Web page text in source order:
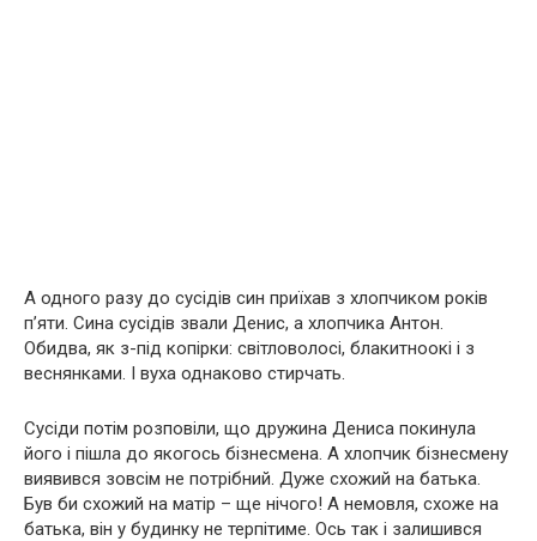
А одного разу до сусідів син приїхав з хлопчиком років
п’яти. Сина сусідів звали Денис, а хлопчика Антон.
Обидва, як з-під копірки: світловолосі, блакитноокі і з
веснянками. І вуха однаково стирчать.
Сусіди потім розповіли, що дружина Дениса покинула
його і пішла до якогось бізнесмена. А хлопчик бізнесмену
виявився зовсім не потрібний. Дуже схожий на батька.
Був би схожий на матір – ще нічого! А немовля, схоже на
батька, він у будинку не терпітиме. Ось так і залишився